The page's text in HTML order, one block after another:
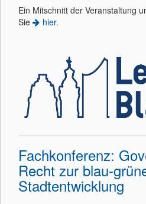
Ein Mitschnitt der Veranstaltung
Sie
hier.
Fachkonferenz:
Recht zur blau-
Stadtentwicklung